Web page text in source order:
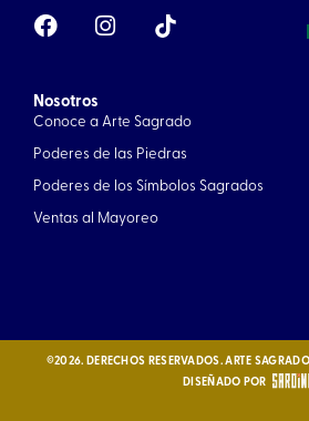
F
a
b
o
o
I
n
g
r
a
Nosotros
Conoce a Arte Sagrado
Poderes de las Piedras
Poderes de los Símbolos Sagrados
Ventas al Mayoreo
©2026. DERECHOS RESERVADOS. ARTE
DISEÑADO POR